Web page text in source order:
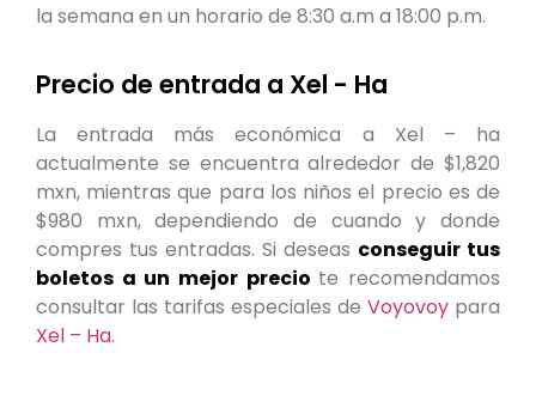
la semana en un horario de 8:30 a.m a 18:00 p.m.
Precio de entrada a Xel - Ha
La entrada más económica a Xel – ha
actualmente se encuentra alrededor de $1,820
mxn, mientras que para los niños el precio es de
$980 mxn, dependiendo de cuando y donde
compres tus entradas. Si deseas conseguir tus
boletos a un mejor precio te recomendamos
consultar las tarifas especiales de Voyovoy para
Xel – Ha.